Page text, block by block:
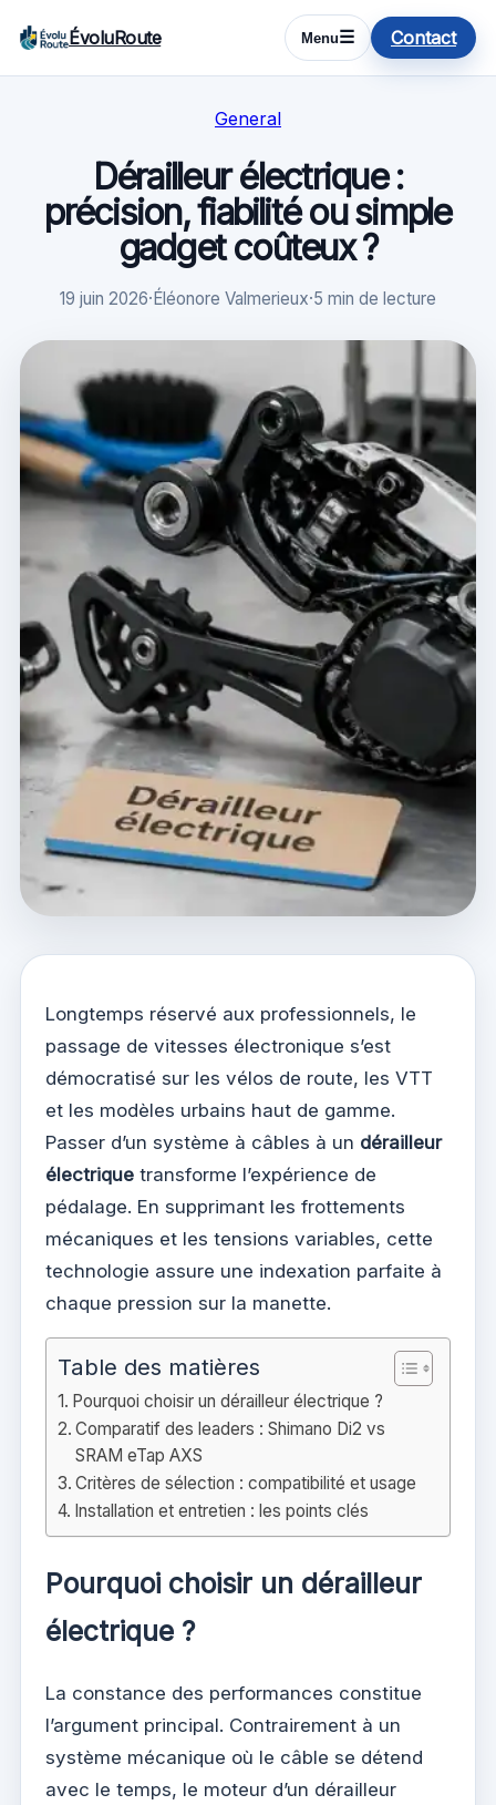
ÉvoluRoute Menu☰ Contact
General
Dérailleur électrique :
précision, fiabilité ou simple
gadget coûteux ?
19 juin 2026·Éléonore Valmerieux·5 min de lecture
Longtemps réservé aux professionnels, le
passage de vitesses électronique s’est
démocratisé sur les vélos de route, les VTT
et les modèles urbains haut de gamme.
Passer d’un système à câbles à un dérailleur
électrique transforme l’expérience de
pédalage. En supprimant les frottements
mécaniques et les tensions variables, cette
technologie assure une indexation parfaite à
chaque pression sur la manette.
Table des matières
Pourquoi choisir un dérailleur électrique ?
Comparatif des leaders : Shimano Di2 vs
SRAM eTap AXS
Critères de sélection : compatibilité et usage
Installation et entretien : les points clés
Pourquoi choisir un dérailleur
électrique ?
La constance des performances constitue
l’argument principal. Contrairement à un
système mécanique où le câble se détend
avec le temps, le moteur d’un dérailleur